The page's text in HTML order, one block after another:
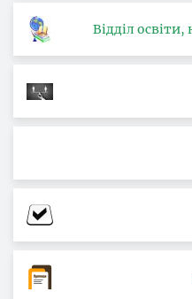
Відділ